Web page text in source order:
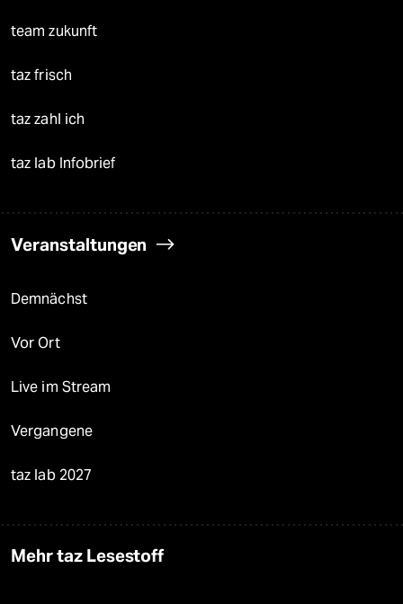
team zukunft
taz frisch
taz zahl ich
taz lab Infobrief
Veranstaltungen
Demnächst
Vor Ort
Live im Stream
Vergangene
taz lab 2027
Mehr taz Lesestoff